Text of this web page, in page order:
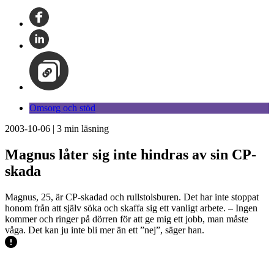
Omsorg och stöd
2003-10-06 | 3 min läsning
Magnus låter sig inte hindras av sin CP-
skada
Magnus, 25, är CP-skadad och rullstolsburen. Det har inte stoppat
honom från att själv söka och skaffa sig ett vanligt arbete. – Ingen
kommer och ringer på dörren för att ge mig ett jobb, man måste
våga. Det kan ju inte bli mer än ett ”nej”, säger han.